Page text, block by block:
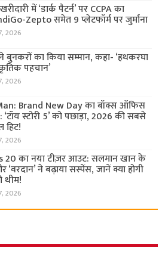
में ‘डार्क पैटर्न’ पर CCPA का
Zepto समेत 9 प्लेटफॉर्म पर जुर्माना
2026
बुनकरों का किया सम्मान, कहा- ‘हथकरघा
पहचान’
2026
Brand New Day का बॉक्स ऑफिस
स्टोरी 5’ को पछाड़ा, 2026 की सबसे
हिट!
2026
20 का नया टीज़र आउट: सलमान खान के
‘वरदान’ ने बढ़ाया सस्पेंस, जानें क्या होगी
थीम!
2026